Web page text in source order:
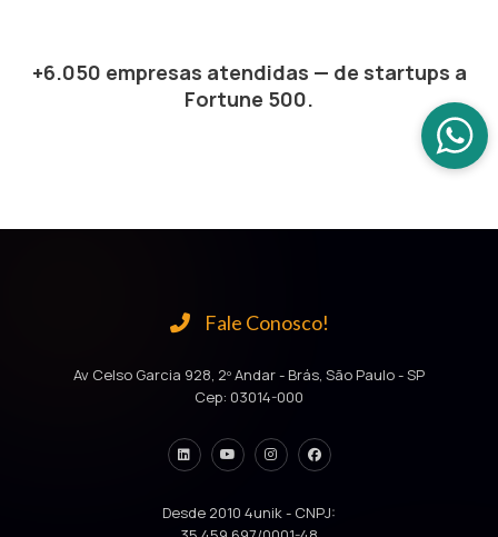
+6.050 empresas atendidas — de startups a
Fortune 500.
Fale Conosco!
Av Celso Garcia 928, 2º Andar - Brás, São Paulo - SP
Cep: 03014-000
Desde 2010 4unik - CNPJ: